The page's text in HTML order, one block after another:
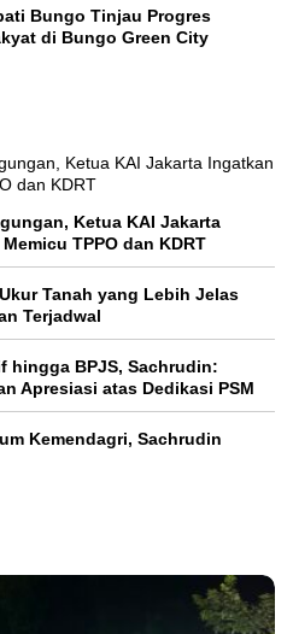
Bungo Tinjau Progres
di Bungo Green City
Ketua KAI Jakarta
TPPO dan KDRT
Tanah yang Lebih Jelas
Terjadwal
hingga BPJS, Sachrudin:
Apresiasi atas Dedikasi PSM
Kemendagri, Sachrudin